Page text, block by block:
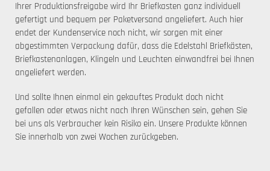
Ihrer Produktionsfreigabe wird Ihr Briefkasten ganz individuell
gefertigt und bequem per Paketversand angeliefert. Auch hier
endet der Kundenservice noch nicht, wir sorgen mit einer
abgestimmten Verpackung dafür, dass die Edelstahl Briefkästen,
Briefkastenanlagen, Klingeln und Leuchten einwandfrei bei Ihnen
angeliefert werden.
Und sollte Ihnen einmal ein gekauftes Produkt doch nicht
gefallen oder etwas nicht nach Ihren Wünschen sein, gehen Sie
bei uns als Verbraucher kein Risiko ein. Unsere Produkte können
Sie innerhalb von zwei Wochen zurückgeben.